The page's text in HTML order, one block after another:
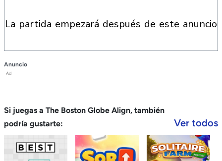
la partida empezará después de este anuncio
Anuncio
Ad
Si juegas a The Boston Globe Align, también
podría gustarte:
Ver todos